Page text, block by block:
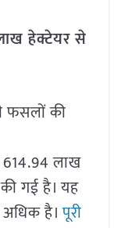
हेक्टेयर से
फसलों की
लाख
गई है। यह
अधिक है।पूरी